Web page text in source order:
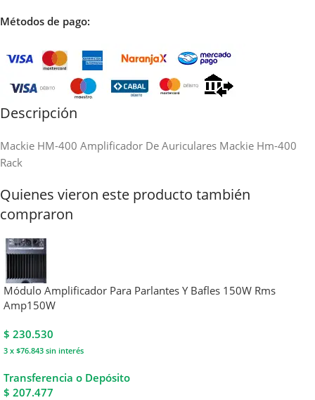
Métodos de pago:
Descripción
Mackie HM-400 Amplificador De Auriculares Mackie Hm-400
Rack
Quienes vieron este producto también
compraron
Módulo Amplificador Para Parlantes Y Bafles 150W Rms
Amp150W
$ 230.530
3 x $76.843 sin interés
Transferencia o Depósito
$ 207.477